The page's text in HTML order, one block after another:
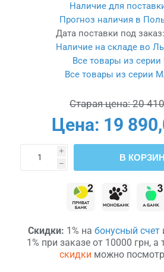
Наличие для
Прогноз наличия в
Дата поставки под заказ:
Наличие на складе во
Все товары из серии
Все товары из серии
Старая цена: 20
Цена: 19
i
h
В
Скидки: 1% на бонусный счет
1% при заказе от 10000 грн, а
скидки можно